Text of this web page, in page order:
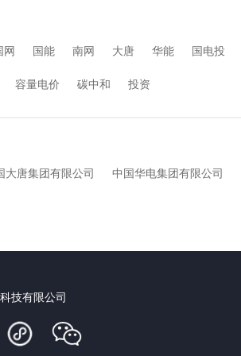
网 国能 南网 大唐 华能 国电投
容量电价 碳中和 投资
大唐集团有限公司 中国华电集团有限公司
技有限公司